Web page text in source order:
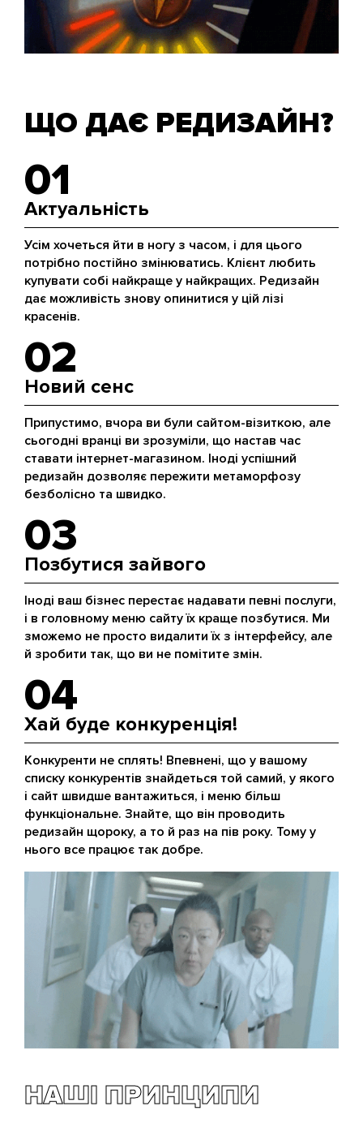
ЩО ДАЄ РЕДИЗАЙН?
01
Актуальність
Усім хочеться йти в ногу з часом, і для цього
потрібно постійно змінюватись. Клієнт любить
купувати собі найкраще у найкращих. Редизайн
дає можливість знову опинитися у цій лізі
красенів.
02
Новий сенс
Припустимо, вчора ви були сайтом-візиткою, але
сьогодні вранці ви зрозуміли, що настав час
ставати інтернет-магазином. Іноді успішний
редизайн дозволяє пережити метаморфозу
безболісно та швидко.
03
Позбутися зайвого
Іноді ваш бізнес перестає надавати певні послуги,
і в головному меню сайту їх краще позбутися. Ми
зможемо не просто видалити їх з інтерфейсу, але
й зробити так, що ви не помітите змін.
04
Хай буде конкуренція!
Конкуренти не сплять! Впевнені, що у вашому
списку конкурентів знайдеться той самий, у якого
і сайт швидше вантажиться, і меню більш
функціональне. Знайте, що він проводить
редизайн щороку, а то й раз на пів року. Тому у
нього все працює так добре.
НАШІ ПРИНЦИПИ